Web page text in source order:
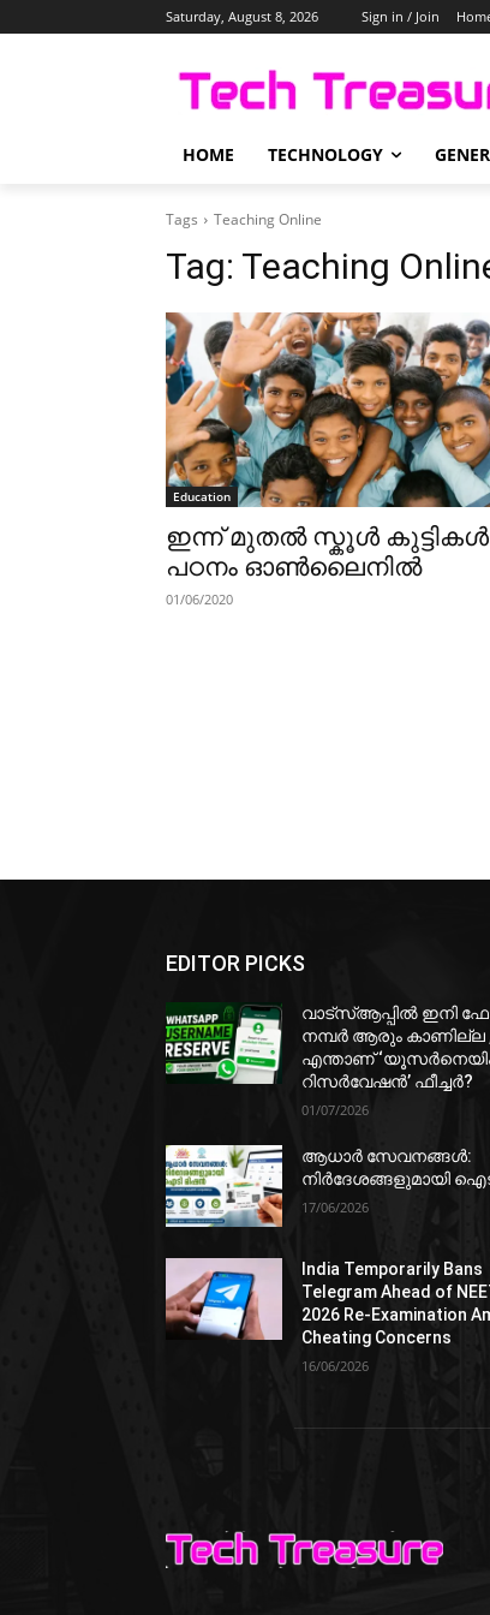
Saturday, August 8, 2026 Sign in / Join
HOME TECHNOLOGY
Tags Teaching Online
Tag: Teaching
Education
ഇന്ന് മുതൽ സ്കൂൾ
പഠനം ഓൺലൈനിൽ
01/06/2020
EDITOR PICKS
വാട്‌സ്ആപ്പിൽ ഇനി
നമ്പർ ആരും കാണില്ല
എന്താണ്
റിസർവേഷൻ’ ഫീച്ചർ?
01/07/2026
ആധാർ സേവനങ്ങൾ:
നിർദേശങ്ങളുമായി
17/06/2026
India Temporarily Bans
Telegram Ahead of
2026 Re-Examination
Cheating Concerns
16/06/2026